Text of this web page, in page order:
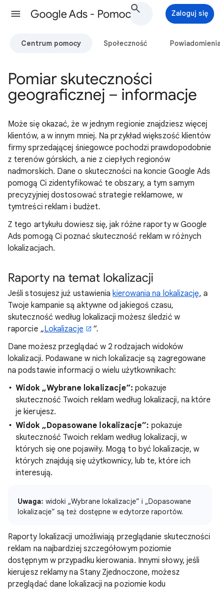
Google Ads - Pomoc Zaloguj się
Centrum pomocy Społeczność
Pomiar skuteczności
geograficznej – informacje
Może się okazać, że w jednym regionie znajdziesz więcej
klientów, a w innym mniej. Na przykład większość klientów
firmy sprzedającej śniegowce pochodzi prawdopodobnie
z terenów górskich, a nie z ciepłych regionów
nadmorskich. Dane o skuteczności na koncie Google Ads
pomogą Ci zidentyfikować te obszary, a tym samym
precyzyjniej dostosować strategie reklamowe, w
tymtreści reklam i budżet.
Z tego artykułu dowiesz się, jak różne raporty w Google
Ads pomogą Ci poznać skuteczność reklam w różnych
lokalizacjach.
Raporty na temat lokalizacji
Jeśli stosujesz już ustawieniakierowania na lokalizację, a
Twoje kampanie są aktywne od jakiegoś czasu,
skuteczność według lokalizacji możesz śledzić w
raporcie „Lokalizacje
”.
Dane możesz przeglądać w 2 rodzajach widoków
lokalizacji. Podawane w nich lokalizacje są zagregowane
na podstawie informacji o wielu użytkownikach:
Widok „Wybrane lokalizacje”: pokazuje
skuteczność Twoich reklam według lokalizacji, na które
je kierujesz.
Widok „Dopasowane lokalizacje”: pokazuje
skuteczność Twoich reklam według lokalizacji, w
których się one pojawiły. Mogą to być lokalizacje, w
których znajdują się użytkownicy, lub te, które ich
interesują.
Uwaga: widoki „Wybrane lokalizacje” i „Dopasowane
lokalizacje” są też dostępne w edytorze raportów.
Raporty lokalizacji umożliwiają przeglądanie skuteczności
reklam na najbardziej szczegółowym poziomie
dostępnym w przypadku kierowania. Innymi słowy, jeśli
kierujesz reklamy na Stany Zjednoczone, możesz
przeglądać dane lokalizacji na poziomie kodu